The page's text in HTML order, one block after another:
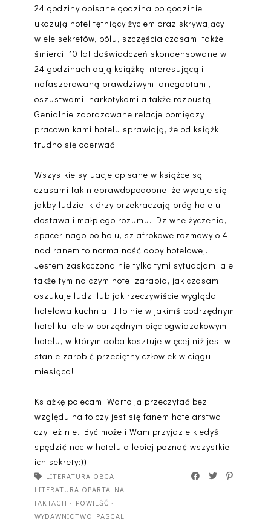
24 godziny opisane godzina po godzinie
ukazują hotel tętniący życiem oraz skrywający
wiele sekretów, bólu, szczęścia czasami także i
śmierci. 10 lat doświadczeń skondensowane w
24 godzinach dają książkę interesującą i
nafaszerowaną prawdziwymi anegdotami,
oszustwami, narkotykami a także rozpustą.
Genialnie zobrazowane relacje pomiędzy
pracownikami hotelu sprawiają, że od książki
trudno się oderwać.
Wszystkie sytuacje opisane w książce są
czasami tak nieprawdopodobne, że wydaje się
jakby ludzie, którzy przekraczają próg hotelu
dostawali małpiego rozumu. Dziwne życzenia,
spacer nago po holu, szlafrokowe rozmowy o 4
nad ranem to normalność doby hotelowej.
Jestem zaskoczona nie tylko tymi sytuacjami ale
także tym na czym hotel zarabia, jak czasami
oszukuje ludzi lub jak rzeczywiście wygląda
hotelowa kuchnia. I to nie w jakimś podrzędnym
hoteliku, ale w porządnym pięciogwiazdkowym
hotelu, w którym doba kosztuje więcej niż jest w
stanie zarobić przeciętny człowiek w ciągu
miesiąca!
Książkę polecam. Warto ją przeczytać bez
względu na to czy jest się fanem hotelarstwa
czy też nie. Być może i Wam przyjdzie kiedyś
spędzić noc w hotelu a lepiej poznać wszystkie
ich sekrety:))
LITERATURA OBCA ·
LITERATURA OPARTA NA
FAKTACH · POWIEŚĆ ·
WYDAWNICTWO PASCAL